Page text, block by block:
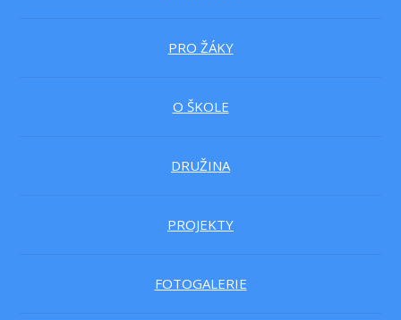
PRO ŽÁKY
O ŠKOLE
DRUŽINA
PROJEKTY
FOTOGALERIE